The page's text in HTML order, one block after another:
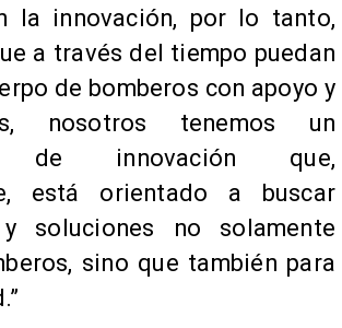
la innovación, por lo tanto,
a través del tiempo puedan
de bomberos con apoyo y
nosotros tenemos un
de innovación que,
está orientado a buscar
soluciones no solamente
sino que también para